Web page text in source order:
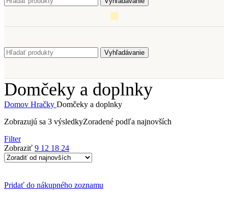
Vyhľadávanie
Domčeky a doplnky
Domov Hračky Domčeky a doplnky
Zobrazujú sa 3 výsledkyZoradené podľa najnovších
Filter
Zobraziť 9 12 18 24
Pridať do nákupného zoznamu